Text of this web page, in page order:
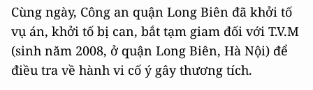
Cùng ngày, Công an quận Long Biên đã khởi tố
vụ án, khởi tố bị can, bắt tạm giam đối với T.V.M
(sinh năm 2008, ở quận Long Biên, Hà Nội) để
điều tra về hành vi cố ý gây thương tích.